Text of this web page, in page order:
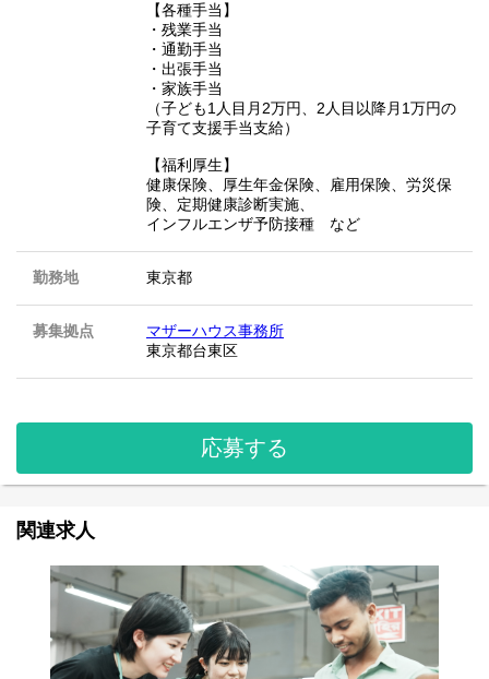
【各種手当】
・残業手当
・通勤手当
・出張手当
・家族手当
（子ども1人目月2万円、2人目以降月1万円の
子育て支援手当支給）
【福利厚生】
健康保険、厚生年金保険、雇用保険、労災保
険、定期健康診断実施、
インフルエンザ予防接種 など
勤務地 東京都
募集拠点
マザーハウス事務所
東京都台東区
応募する
関連求人